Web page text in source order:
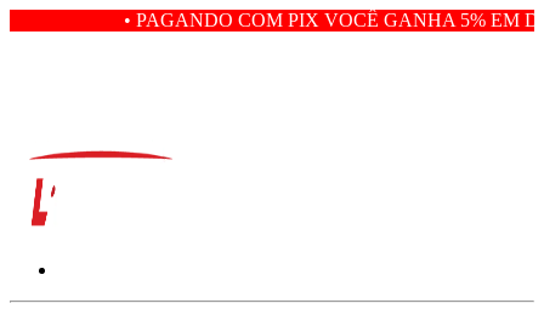
• PAGANDO COM PIX VOCÊ GANHA 5% EM